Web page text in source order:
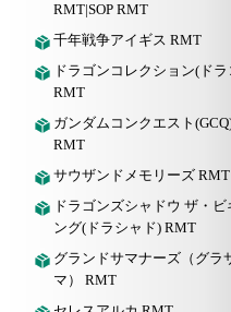
RMT|SOP RMT
千年戦争アイギス RMT
ドラゴンコレクション(ド
RMT
ガンダムコンクエスト
RMT
サウザンドメモリーズ RMT
ドラゴンズシャドウ ザ・ビ
ング(ドラシャド) RMT
グランドサマナーズ（グラ
マ） RMT